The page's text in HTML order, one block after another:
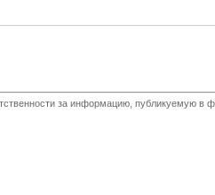
за информацию, публикуемую